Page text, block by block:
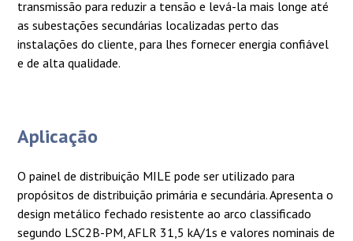
transmissão para reduzir a tensão e levá-la mais longe até
as subestações secundárias localizadas perto das
instalações do cliente, para lhes fornecer energia confiável
e de alta qualidade.
Aplicação
O painel de distribuição MILE pode ser utilizado para
propósitos de distribuição primária e secundária. Apresenta o
design metálico fechado resistente ao arco classificado
segundo LSC2B-PM, AFLR 31,5 kA/1s e valores nominais de